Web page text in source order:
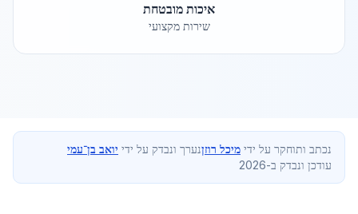
איכות מובטחת
שירות מקצועי
נכתב ותוחקר על ידי מיכל רוזןנערך ונבדק על ידי יואב בן־עמי
עודכן ונבדק ב-2026